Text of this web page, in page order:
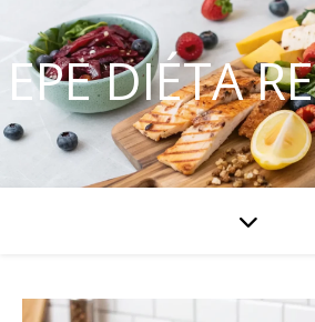
EPE DIÉTA